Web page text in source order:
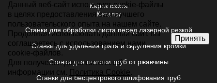
Карта сайта
Каталог
Станки для обработки листа перед лазерной резкой
Станки для удаления грата и скругления кромки
Станки для очистки труб от ржавчины
Станки для бесцентрового шлифования труб
Данный веб-сайт использует cookie-файлы
в целях предоставления вам лучшего
пользовательского опыта на нашем сайте.
Продолжая использовать данный сайт, вы
соглашаетесь с использованием нами
cookie-файлов.
Для получения дополнительной
информации см. Политика Cookie.
Принять